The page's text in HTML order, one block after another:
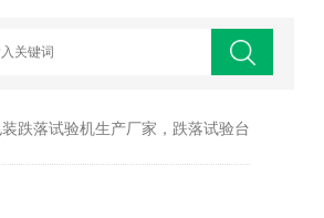
跌落试验机生产厂家，跌落试验台